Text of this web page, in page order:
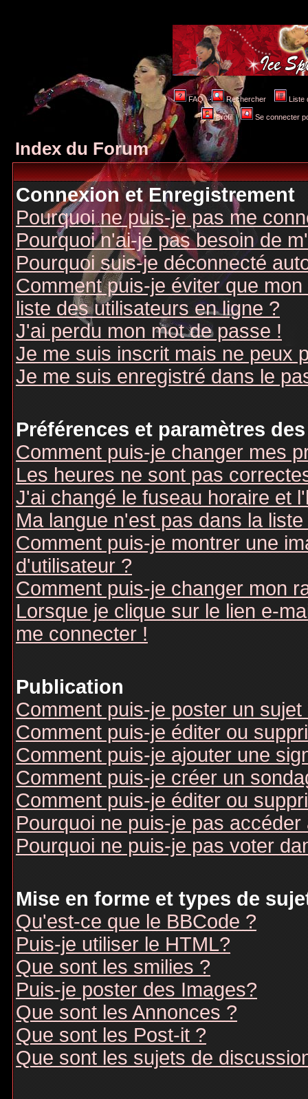
FAQ Rechercher Liste
Profil Se connecter
Index du Forum
Connexion et Enregistrement
Pourquoi ne puis-je pas me
Pourquoi n'ai-je pas besoin de
Pourquoi suis-je déconnecté
Comment puis-je éviter que
liste des utilisateurs en ligne ?
J'ai perdu mon mot de passe !
Je me suis inscrit mais ne peux
Je me suis enregistré dans le
Préférences et paramètres
Comment puis-je changer mes
Les heures ne sont pas
J'ai changé le fuseau horaire et
Ma langue n'est pas dans la liste
Comment puis-je montrer une
d'utilisateur ?
Comment puis-je changer mon
Lorsque je clique sur le lien e-
me connecter !
Publication
Comment puis-je poster un
Comment puis-je éditer ou
Comment puis-je ajouter une
Comment puis-je créer un
Comment puis-je éditer ou
Pourquoi ne puis-je pas accéder
Pourquoi ne puis-je pas voter
Mise en forme et types de
Qu'est-ce que le BBCode ?
Puis-je utiliser le HTML?
Que sont les smilies ?
Puis-je poster des Images?
Que sont les Annonces ?
Que sont les Post-it ?
Que sont les sujets de